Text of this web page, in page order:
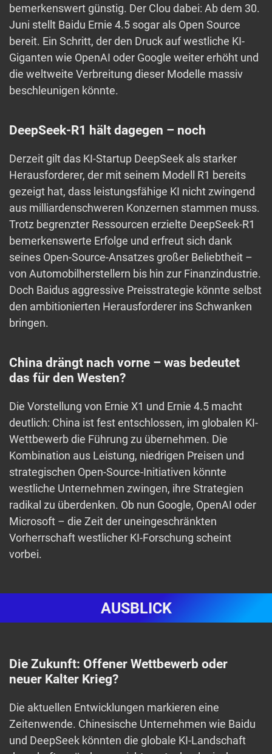
bemerkenswert günstig. Der Clou dabei: Ab dem 30.
Juni stellt Baidu Ernie 4.5 sogar als Open Source
bereit. Ein Schritt, der den Druck auf westliche KI-
Giganten wie OpenAI oder Google weiter erhöht und
die weltweite Verbreitung dieser Modelle massiv
beschleunigen könnte.
DeepSeek-R1 hält dagegen – noch
Derzeit gilt das KI-Startup DeepSeek als starker
Herausforderer, der mit seinem Modell R1 bereits
gezeigt hat, dass leistungsfähige KI nicht zwingend
aus milliardenschweren Konzernen stammen muss.
Trotz begrenzter Ressourcen erzielte DeepSeek-R1
bemerkenswerte Erfolge und erfreut sich dank
seines Open-Source-Ansatzes großer Beliebtheit –
von Automobilherstellern bis hin zur Finanzindustrie.
Doch Baidus aggressive Preisstrategie könnte selbst
den ambitionierten Herausforderer ins Schwanken
bringen.
China drängt nach vorne – was bedeutet
das für den Westen?
Die Vorstellung von Ernie X1 und Ernie 4.5 macht
deutlich: China ist fest entschlossen, im globalen KI-
Wettbewerb die Führung zu übernehmen. Die
Kombination aus Leistung, niedrigen Preisen und
strategischen Open-Source-Initiativen könnte
westliche Unternehmen zwingen, ihre Strategien
radikal zu überdenken. Ob nun Google, OpenAI oder
Microsoft – die Zeit der uneingeschränkten
Vorherrschaft westlicher KI-Forschung scheint
vorbei.
AUSBLICK
Die Zukunft: Offener Wettbewerb oder
neuer Kalter Krieg?
Die aktuellen Entwicklungen markieren eine
Zeitenwende. Chinesische Unternehmen wie Baidu
und DeepSeek könnten die globale KI-Landschaft